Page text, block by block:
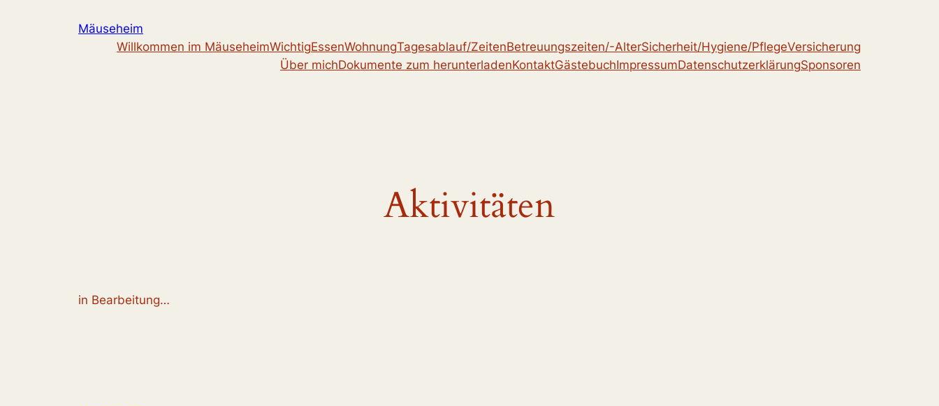
Mäuseheim
Willkommen im MäuseheimWichtigEssenWohnungTagesablauf/ZeitenBetreuungszeiten/-AlterSicherheit/Hygiene/PflegeVersicherung
Über michDokumente zum herunterladenKontaktGästebuchImpressumDatenschutzerklärungSponsoren
Aktivitäten
in Bearbeitung…